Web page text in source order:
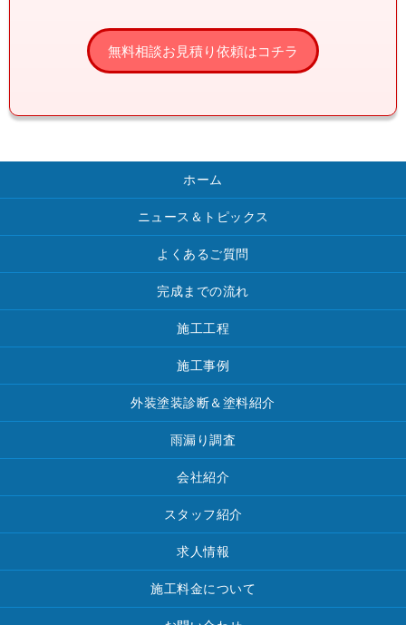
ホーム
ニュース＆トピックス
よくあるご質問
完成までの流れ
施工工程
施工事例
外装塗装診断＆塗料紹介
雨漏り調査
会社紹介
スタッフ紹介
求人情報
施工料金について